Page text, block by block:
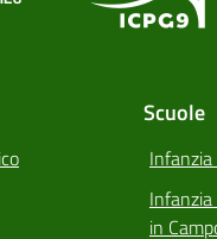
Scuole
in